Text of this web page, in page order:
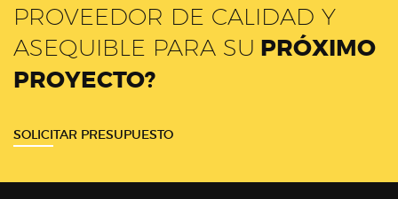
PROVEEDOR DE CALIDAD Y
ASEQUIBLE PARA SU PRÓXIMO
PROYECTO?
SOLICITAR PRESUPUESTO